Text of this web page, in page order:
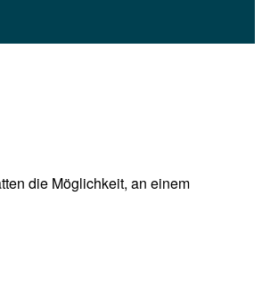
die Möglichkeit, an einem